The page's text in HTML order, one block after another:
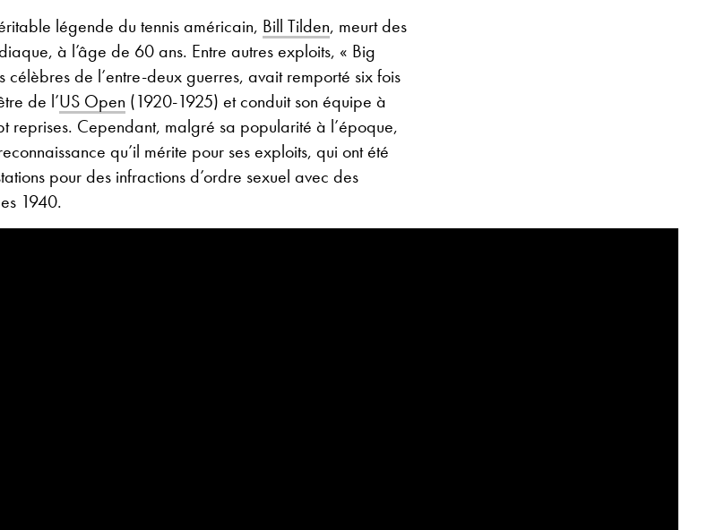
légende du tennis américain, Bill Tilden, meurt des
à l’âge de 60 ans. Entre autres exploits, « Big
célèbres de l’entre-deux guerres, avait remporté six fois
de l’US Open (1920-1925) et conduit son équipe à
reprises. Cependant, malgré sa popularité à l’époque,
qu’il mérite pour ses exploits, qui ont été
pour des infractions d’ordre sexuel avec des
1940.